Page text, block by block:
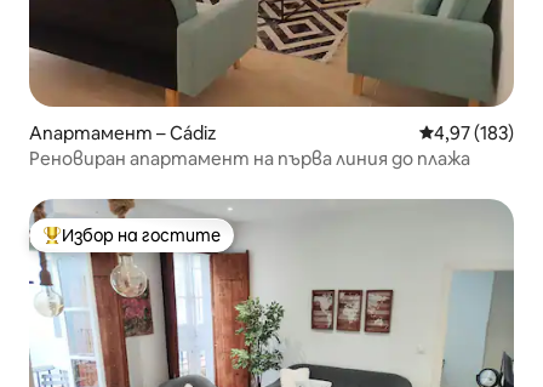
Апартамент – Cádiz Средна
4,97 (183)
Реновиран апартамент на първа линия до плажа
Най-популярен избор на гостите
Избор на гостите